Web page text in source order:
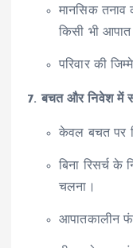
मानसिक
किसी भी
परिवार की
7. बचत और निवेश में
केवल बचत पर
बिना रिसर्च के
चलना।
आपातकालीन